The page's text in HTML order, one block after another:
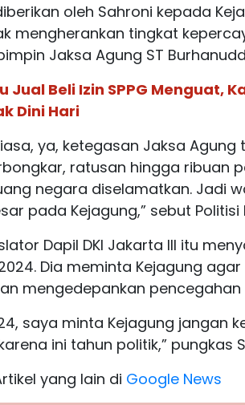
oleh Sahroni kepada
mengherankan tingkat
Jaksa Agung ST
Jual Beli Izin SPPG Menguat,
Dini Hari
ya, ketegasan Jaksa
ratusan hingga ribuan
negara diselamatkan. Jadi
pada Kejagung,” sebut Politisi
Dapil DKI Jakarta III itu
Dia meminta Kejagung
mengedepankan pencegahan
saya minta Kejagung jangan
ini tahun politik,” pungkas
yang lain di Google News